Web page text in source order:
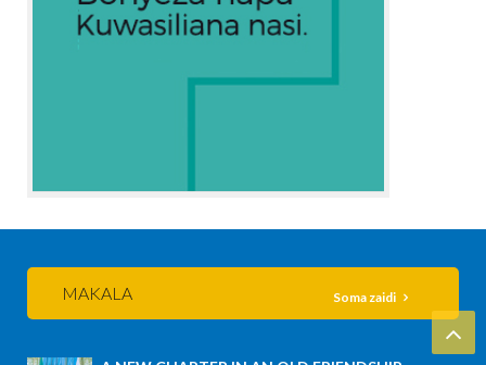
MAKALA Soma zaidi